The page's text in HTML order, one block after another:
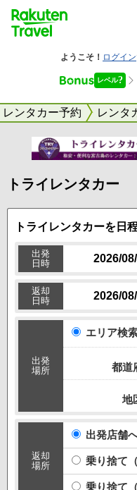
レンタカー予約 レンタ
トライレンタカー
トライレンタカーを日
出発
日時
返却
日時
出発
場所
エリア検
都道
地
返却
場所
出発店舗
乗り捨て
乗り捨て